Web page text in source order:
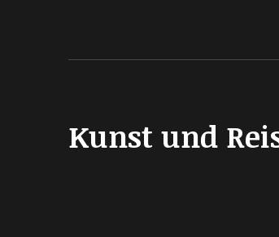
Kunst und